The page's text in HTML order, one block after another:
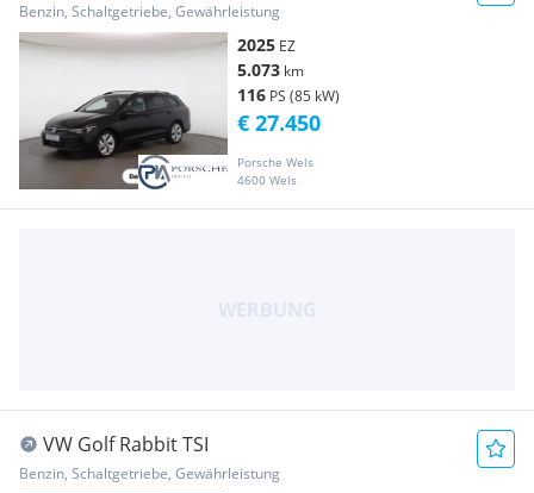
Benzin, Schaltgetriebe, Gewährleistung
2025 EZ
5.073 km
116 PS (85 kW)
Porsche Wels
4600 Wels
€ 27.450
VW Golf Rabbit TSI
Benzin, Schaltgetriebe, Gewährleistung